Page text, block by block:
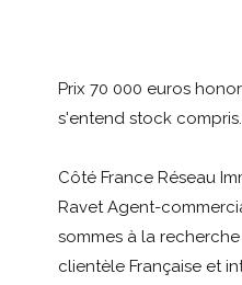
Prix 70 000 euros
s'entend stock compris.
Côté France Réseau
Ravet Agent-
sommes à la
clientèle Française et